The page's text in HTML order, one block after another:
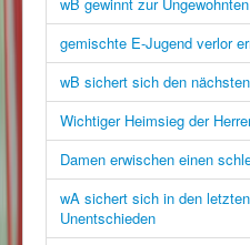
wB gewinnt zur
gemischte E-Jugend verlor
wB sichert sich den
Wichtiger Heimsieg der
Damen erwischen einen
wA sichert sich in den
Unentschieden